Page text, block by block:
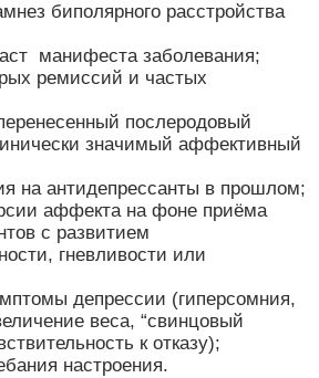
биполярного расстройства
манифеста заболевания;
ремиссий и частых
послеродовый
значимый аффективный
на антидепрессанты в прошлом;
аффекта на фоне приёма
с развитием
гневливости или
депрессии (гиперсомния,
веса, “свинцовый
к отказу);
настроения.